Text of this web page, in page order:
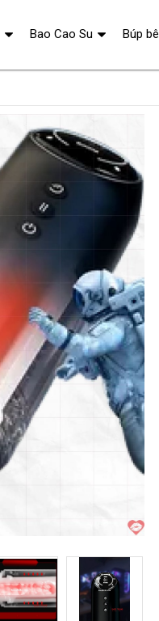
Bao Cao Su Búp bê